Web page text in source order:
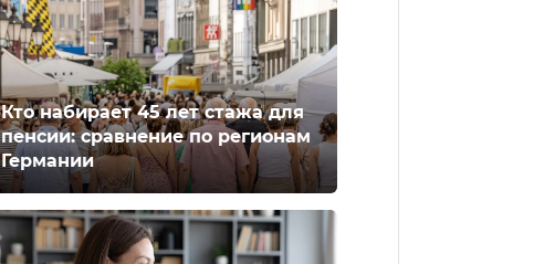
Кто набирает 45 лет стажа для
пенсии: сравнение по регионам
Германии